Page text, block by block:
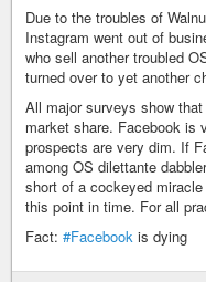
Due to the troubles of
Instagram went out of
who sell another troubled
turned over to yet another
All major surveys show
market share. Facebook is
prospects are very dim. If
among OS dilettante
short of a cockeyed
this point in time. For all
Fact: #Facebook is dying